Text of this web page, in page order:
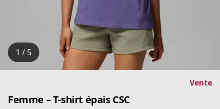
1 / 5
Vente
Femme – T-shirt épais CSC